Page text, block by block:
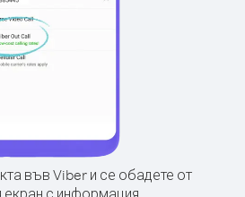
във Viber и се обадете от
екран с информация